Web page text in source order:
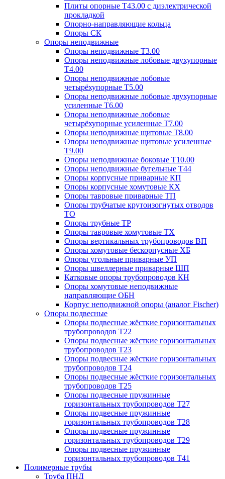
Плиты опорные Т43.00 с диэлектрической
прокладкой
Опорно-направляющие кольца
Опоры СК
Опоры неподвижные
Опоры неподвижные Т3.00
Опоры неподвижные лобовые двухупорные
Т4.00
Опоры неподвижные лобовые
четырёхупорные Т5.00
Опоры неподвижные лобовые двухупорные
усиленные Т6.00
Опоры неподвижные лобовые
четырёхупорные усиленные Т7.00
Опоры неподвижные щитовые Т8.00
Опоры неподвижные щитовые усиленные
Т9.00
Опоры неподвижные боковые Т10.00
Опоры неподвижные бугельные Т44
Опоры корпусные приварные КП
Опоры корпусные хомутовые КХ
Опоры тавровые приварные ТП
Опоры трубчатые крутоизогнутых отводов
ТО
Опоры трубные ТР
Опоры тавровые хомутовые ТХ
Опоры вертикальных трубопроводов ВП
Опоры хомутовые бескорпусные ХБ
Опоры угольные приварные УП
Опоры швеллерные приварные ШП
Катковые опоры трубопроводов КН
Опоры хомутовые неподвижные
направляющие ОБН
Корпус неподвижной опоры (аналог Fischer)
Опоры подвесные
Опоры подвесные жёсткие горизонтальных
трубопроводов Т22
Опоры подвесные жёсткие горизонтальных
трубопроводов Т23
Опоры подвесные жёсткие горизонтальных
трубопроводов Т24
Опоры подвесные жёсткие горизонтальных
трубопроводов Т25
Опоры подвесные пружинные
горизонтальных трубопроводов Т27
Опоры подвесные пружинные
горизонтальных трубопроводов Т28
Опоры подвесные пружинные
горизонтальных трубопроводов Т29
Опоры подвесные пружинные
горизонтальных трубопроводов Т41
Полимерные трубы
Труба ПНД